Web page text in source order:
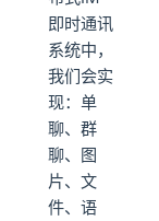
即时通讯
系统中，
我们会实
现：单
聊、群
聊、图
片、文
件、语